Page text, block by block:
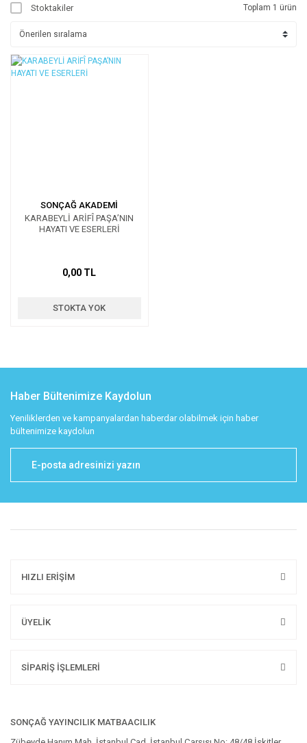
Stoktakiler Toplam 1 ürün
SONÇAĞ AKADEMİ
KARABEYLİ ARİFÎ PAŞA’NIN
HAYATI VE ESERLERİ
0,00 TL
STOKTA YOK
Haber Bültenimize Kaydolun
Yeniliklerden ve kampanyalardan haberdar olabilmek için haber
bültenimize kaydolun
HIZLI ERİŞİM
ÜYELİK
SİPARİŞ İŞLEMLERİ
SONÇAĞ YAYINCILIK MATBAACILIK